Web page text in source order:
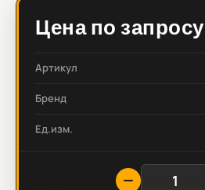
Цена по запросу
Артикул
Бренд
Ед.изм.